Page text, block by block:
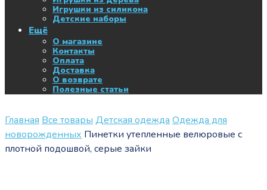
Игрушки из силикона
Детские наборы
Ещё
О магазине
Контакты
Оплата
Доставка
О возврате
Полезные статьи
Главная Все товары Детская одежда Одежда для
новорожденных Пинетки утепленные велюровые с
плотной подошвой, серые зайки